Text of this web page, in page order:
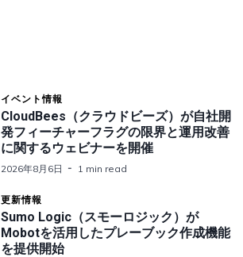
イベント情報
CloudBees（クラウドビーズ）が自社開
発フィーチャーフラグの限界と運用改善
に関するウェビナーを開催
2026年8月6日 1 min read
更新情報
Sumo Logic（スモーロジック）が
Mobotを活用したプレーブック作成機能
を提供開始